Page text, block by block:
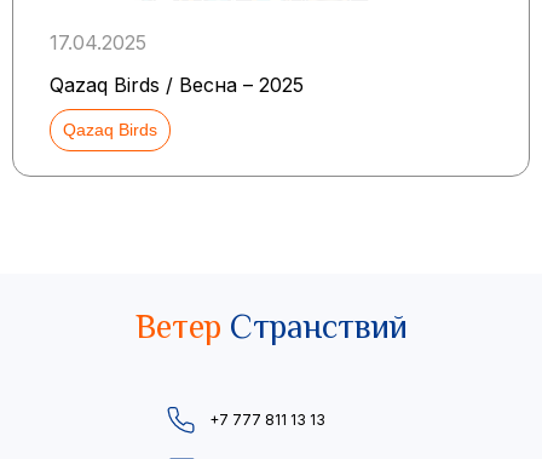
17.04.2025
Qazaq Birds / Весна – 2025
Qazaq Birds
Ветер Странствий
+7 777 811 13 13